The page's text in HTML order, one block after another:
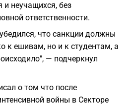
и неучащихся, без
ответственности.
что санкции должны
к ешивам, но и к студентам, а
— подчеркнул
о том что после
войны в Секторе